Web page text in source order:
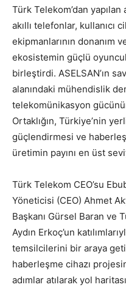
Türk Telekom’dan
akıllı telefonlar, kullanıcı
ekipmanlarının donanım
ekosistemin güçlü
birleştirdi. ASELSAN’ın
alanındaki mühendislik
telekomünikasyon
Ortaklığın, Türkiye’nin
güçlendirmesi ve
üretimin payını en üst
Türk Telekom CEO’su
Yöneticisi (CEO) Ahmet
Başkanı Gürsel Baran ve
Aydın Erkoç’un
temsilcilerini bir araya
haberleşme cihazı
adımlar atılarak yol